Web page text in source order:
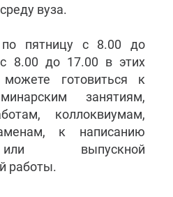
вуза.
пятницу с 8.00 до
8.00 до 17.00 в этих
готовиться к
занятиям,
коллоквиумам,
к написанию
выпускной
работы.